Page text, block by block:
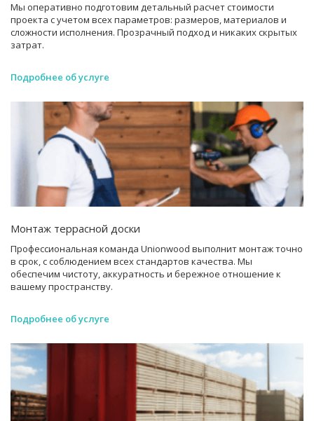
Мы оперативно подготовим детальный расчет стоимости
проекта с учетом всех параметров: размеров, материалов и
сложности исполнения. Прозрачный подход и никаких скрытых
затрат.
Подробнее об услуге
Монтаж террасной доски
Профессиональная команда Unionwood выполнит монтаж точно
в срок, с соблюдением всех стандартов качества. Мы
обеспечим чистоту, аккуратность и бережное отношение к
вашему пространству.
Подробнее об услуге